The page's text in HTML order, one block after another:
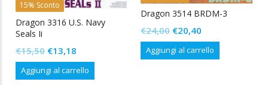
15% Sconto
Dragon 3316 U.S. Navy
Seals Ii
€15,50 Il
prezzo
originale
€13,18
prezzo
attuale
Aggiungi al carrello
Dragon 3514 BRDM-3
€24,00 Il
prezzo
originale
€20,40
prezzo
attuale
Aggiungi al carrello